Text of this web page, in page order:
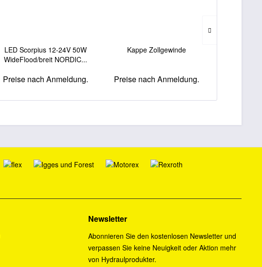
LED Scorpius 12-24V 50W
WideFlood/breit NORDIC...
Preise nach Anmeldung.
Kappe Zollgewinde
Preise nach Anmeldung.
Newsletter
Abonnieren Sie den kostenlosen Newsletter und
verpassen Sie keine Neuigkeit oder Aktion mehr
von Hydraulprodukter.